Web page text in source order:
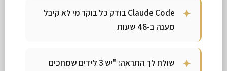
Claude Code בודק כל בוקר מי לא קיבל
מענה ב-48 שעות
שולח לך התראה: "יש 3 לידים שמחכים